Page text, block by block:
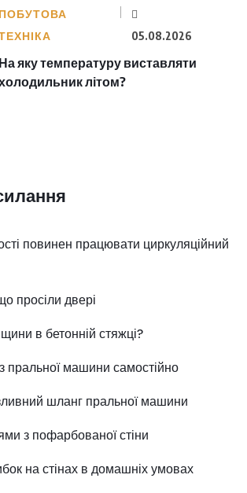
ПОБУТОВА
05.08.2026
На яку температуру виставляти
літом?
повинен працювати циркуляційний
просіли двері
в бетонній стяжці?
пральної машини самостійно
шланг пральної машини
з пофарбованої стіни
на стінах в домашніх умовах